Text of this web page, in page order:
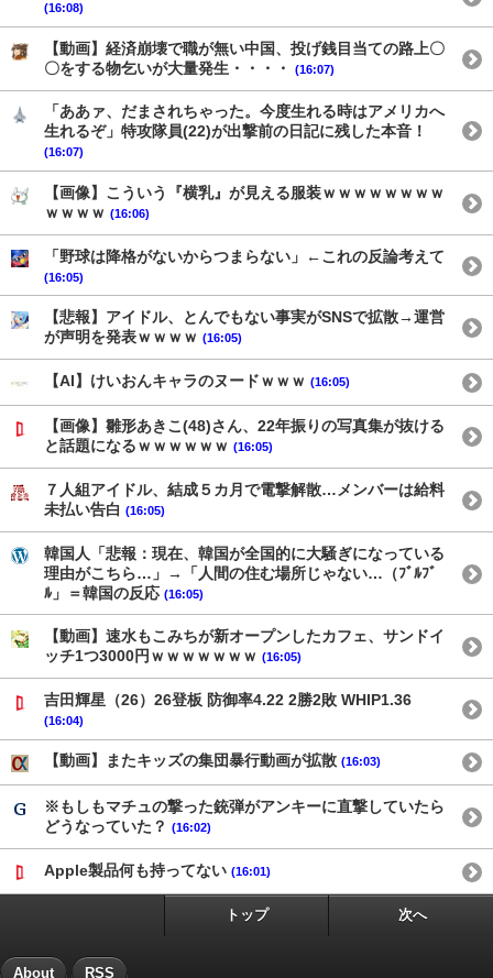
(16:08)
【動画】経済崩壊で職が無い中国、投げ銭目当ての路上〇
〇をする物乞いが大量発生・・・・
(16:07)
「ああァ、だまされちゃった。今度生れる時はアメリカへ
生れるぞ」特攻隊員(22)が出撃前の日記に残した本音！
(16:07)
【画像】こういう『横乳』が見える服装ｗｗｗｗｗｗｗｗ
ｗｗｗｗ (16:06)
「野球は降格がないからつまらない」←これの反論考えて
(16:05)
【悲報】アイドル、とんでもない事実がSNSで拡散→運営
が声明を発表ｗｗｗｗ (16:05)
【AI】けいおんキャラのヌードｗｗｗ (16:05)
【画像】雛形あきこ(48)さん、22年振りの写真集が抜ける
と話題になるｗｗｗｗｗｗ (16:05)
７人組アイドル、結成５カ月で電撃解散…メンバーは給料
未払い告白 (16:05)
韓国人「悲報：現在、韓国が全国的に大騒ぎになっている
理由がこちら…」→「人間の住む場所じゃない…（ﾌﾞﾙﾌﾞ
ﾙ」＝韓国の反応 (16:05)
【動画】速水もこみちが新オープンしたカフェ、サンドイ
ッチ1つ3000円ｗｗｗｗｗｗｗ (16:05)
吉田輝星（26）26登板 防御率4.22 2勝2敗 WHIP1.36
(16:04)
【動画】またキッズの集団暴行動画が拡散 (16:03)
※もしもマチュの撃った銃弾がアンキーに直撃していたら
どうなっていた？ (16:02)
Apple製品何も持ってない (16:01)
トップ 次へ
About RSS